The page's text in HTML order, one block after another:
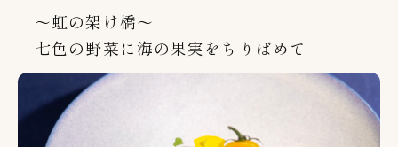
～虹の架け橋～
七色の野菜に海の果実をちりばめて